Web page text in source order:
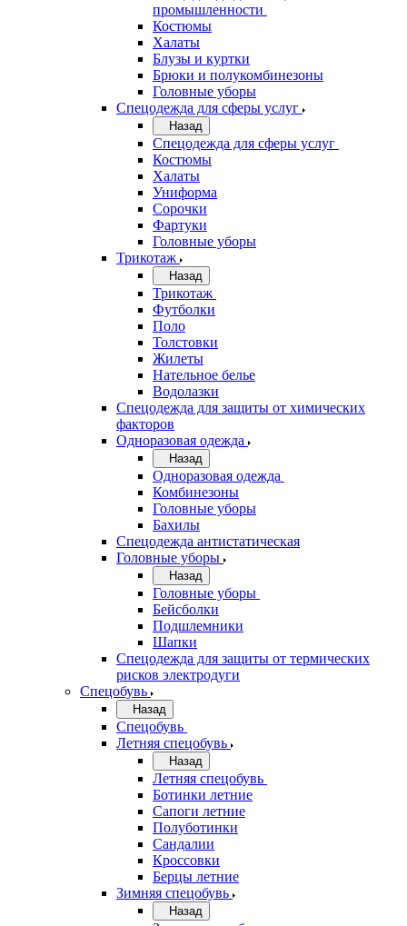
промышленности
Костюмы
Халаты
Блузы и куртки
Брюки и полукомбинезоны
Головные уборы
Спецодежда для сферы услуг
Назад
Спецодежда для сферы услуг
Костюмы
Халаты
Униформа
Сорочки
Фартуки
Головные уборы
Трикотаж
Назад
Трикотаж
Футболки
Поло
Толстовки
Жилеты
Нательное белье
Водолазки
Спецодежда для защиты от химических
факторов
Одноразовая одежда
Назад
Одноразовая одежда
Комбинезоны
Головные уборы
Бахилы
Спецодежда антистатическая
Головные уборы
Назад
Головные уборы
Бейсболки
Подшлемники
Шапки
Спецодежда для защиты от термических
рисков электродуги
Спецобувь
Назад
Спецобувь
Летняя спецобувь
Назад
Летняя спецобувь
Ботинки летние
Сапоги летние
Полуботинки
Сандалии
Кроссовки
Берцы летние
Зимняя спецобувь
Назад